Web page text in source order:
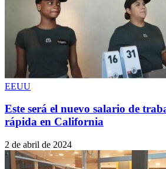
EEUU
Este será el nuevo salario de
rápida en California
2 de abril de 2024